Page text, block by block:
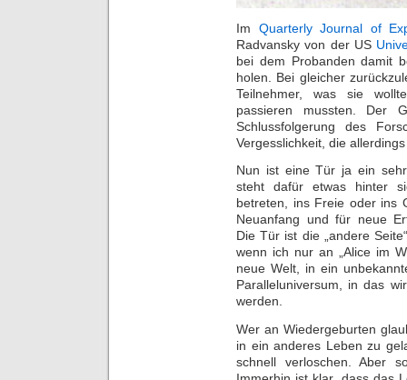
Im Quarterly Journal of
Radvansky von der US
bei dem Probanden damit
holen. Bei gleicher
Teilnehmer, was sie
passieren mussten. Der
Schlussfolgerung des
Vergesslichkeit, die
Nun ist eine Tür ja ein
steht dafür etwas hinter
betreten, ins Freie oder ins
Neuanfang und für neue
Die Tür ist die „andere
wenn ich nur an „Alice im
neue Welt, in ein
Paralleluniversum, in das
werden.
Wer an Wiedergeburten
in ein anderes Leben zu
schnell verloschen. Aber